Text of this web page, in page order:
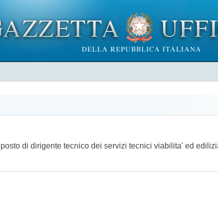
di dirigente tecnico dei servizi tecnici viabilita' ed